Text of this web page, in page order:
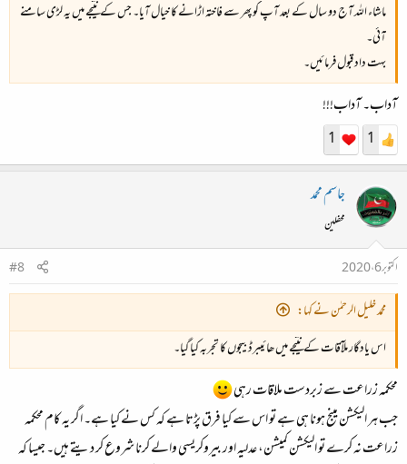
ماشاء اللہ آج دو سال کے بعد آپ کو پھر سے فاختہ اڑانے کا خیال آیا۔ جس کے نتیجے میں یہ لڑی سامنے
آئی۔
بہت داد قبول فرمائیں۔
آداب۔ آداب!!!
1
1
جاسم محمد
محفلین
اکتوبر 6، 2020
#8
محمد خلیل الرحمٰن نے کہا:
اس یادگار ملآقات کے نتیجے میں ھائیبرڈ بیجوں کا تجربہ کیا گیا۔
محکمہ زراعت سے زبردست ملاقات رہی
جب ہر الیکشن مینج ہونا ہی ہے تو اس سے کیا فرق پڑتا ہے کہ کس نے کیا ہے۔ اگر یہ کام محکمہ
زراعت نہ کرے تو الیکشن کمیشن، عدلیہ اور بیروکریسی والے کرنا شروع کر دیتے ہیں۔ جیسا کہ